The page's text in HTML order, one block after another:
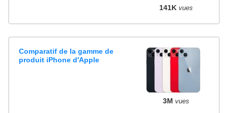
141K vues
Comparatif de la gamme de
produit iPhone d'Apple
3M vues